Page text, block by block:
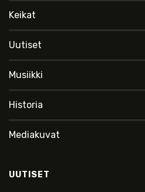
Keikat
Uutiset
Musiikki
Historia
Mediakuvat
UUTISET